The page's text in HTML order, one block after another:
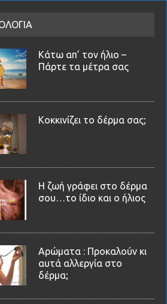
Κάτω απ’ τον ήλιο –
Πάρτε τα μέτρα σας
Κοκκινίζει το δέρμα σας;
Η ζωή γράφει στο δέρμα
σου…το ίδιο και ο ήλιος
Αρώματα : Προκαλούν κι
αυτά αλλεργία στο
δέρμα;